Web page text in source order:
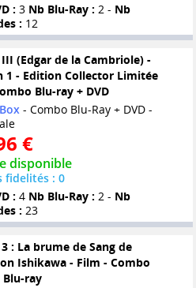
: 3 Nb Blu-Ray : 2 - Nb
: 12
(Edgar de la Cambriole) -
1 - Edition Collector Limitée
Blu-ray + DVD
- Combo Blu-Ray + DVD -
€
disponible
fidelités : 0
: 4 Nb Blu-Ray : 2 - Nb
: 23
: La brume de Sang de
Ishikawa - Film - Combo
Blu-ray